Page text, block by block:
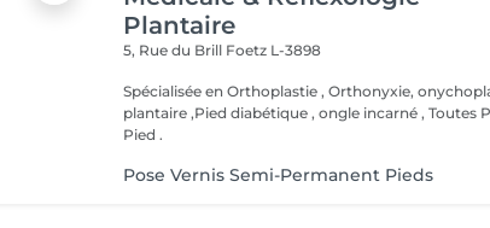
Plantaire
5, Rue du Brill Foetz L-3898
Spécialisée en Orthoplastie , Orthonyxie,
plantaire ,Pied diabétique , ongle incarné , Toutes
Pied .
Pose Vernis Semi-Permanent Pieds